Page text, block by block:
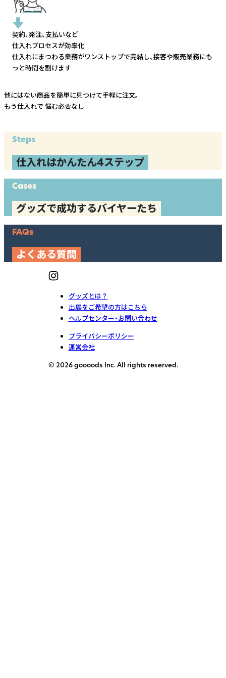
契約、発注、支払いなど
仕入れプロセスが効率化
仕入れにまつわる業務がワンストップで完結し、接客や販売業務にも
っと時間を割けます
他にはない商品を簡単に見つけて手軽に注文。
もう仕入れで 悩む必要なし
Steps
仕入れはかんたん4ステップ
Cases
グッズで成功するバイヤーたち
FAQs
よくある質問
グッズとは？
出展をご希望の方はこちら
ヘルプセンター・お問い合わせ
プライバシーポリシー
運営会社
© 2026 goooods Inc. All rights reserved.